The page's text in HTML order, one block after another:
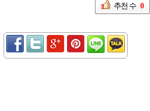
추천 수 0